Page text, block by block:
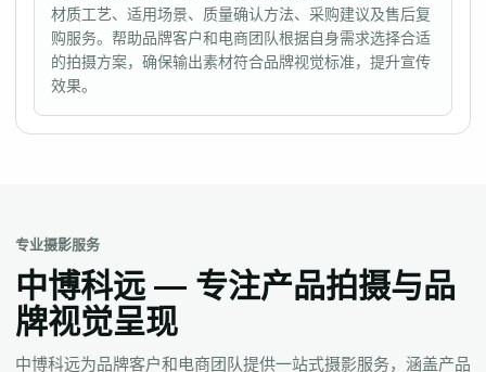
材质工艺、适用场景、质量确认方法、采购建议及售后复
购服务。帮助品牌客户和电商团队根据自身需求选择合适
的拍摄方案，确保输出素材符合品牌视觉标准，提升宣传
效果。
专业摄影服务
中博科远 — 专注产品拍摄与品
牌视觉呈现
中博科远为品牌客户和电商团队提供一站式摄影服务，涵盖产品